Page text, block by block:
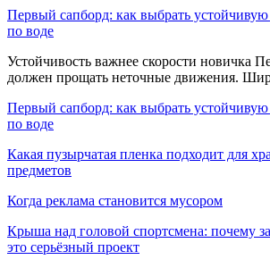
Первый сапборд: как выбрать устойчивую
по воде
Устойчивость важнее скорости новичка
должен прощать неточные движения.
Первый сапборд: как выбрать устойчивую
по воде
Какая пузырчатая пленка подходит для
предметов
Когда реклама становится мусором
Крыша над головой спортсмена: почему
это серьёзный проект